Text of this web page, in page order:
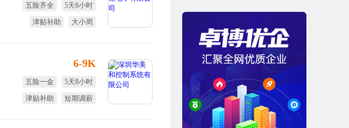
五险齐全
5天8小时
津贴补助
大小周
6-9K
五险一金
5天8小时
津贴补助
短期调薪